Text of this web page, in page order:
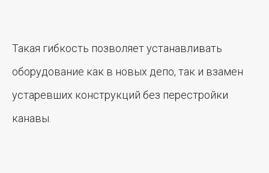
Такая гибкость позволяет устанавливать
оборудование как в новых депо, так и взамен
устаревших конструкций без перестройки
канавы.